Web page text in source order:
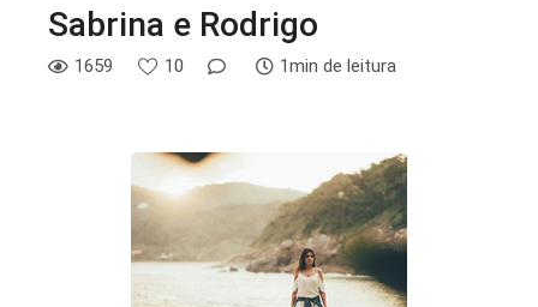
Sabrina e Rodrigo
1659 10 1min de leitura